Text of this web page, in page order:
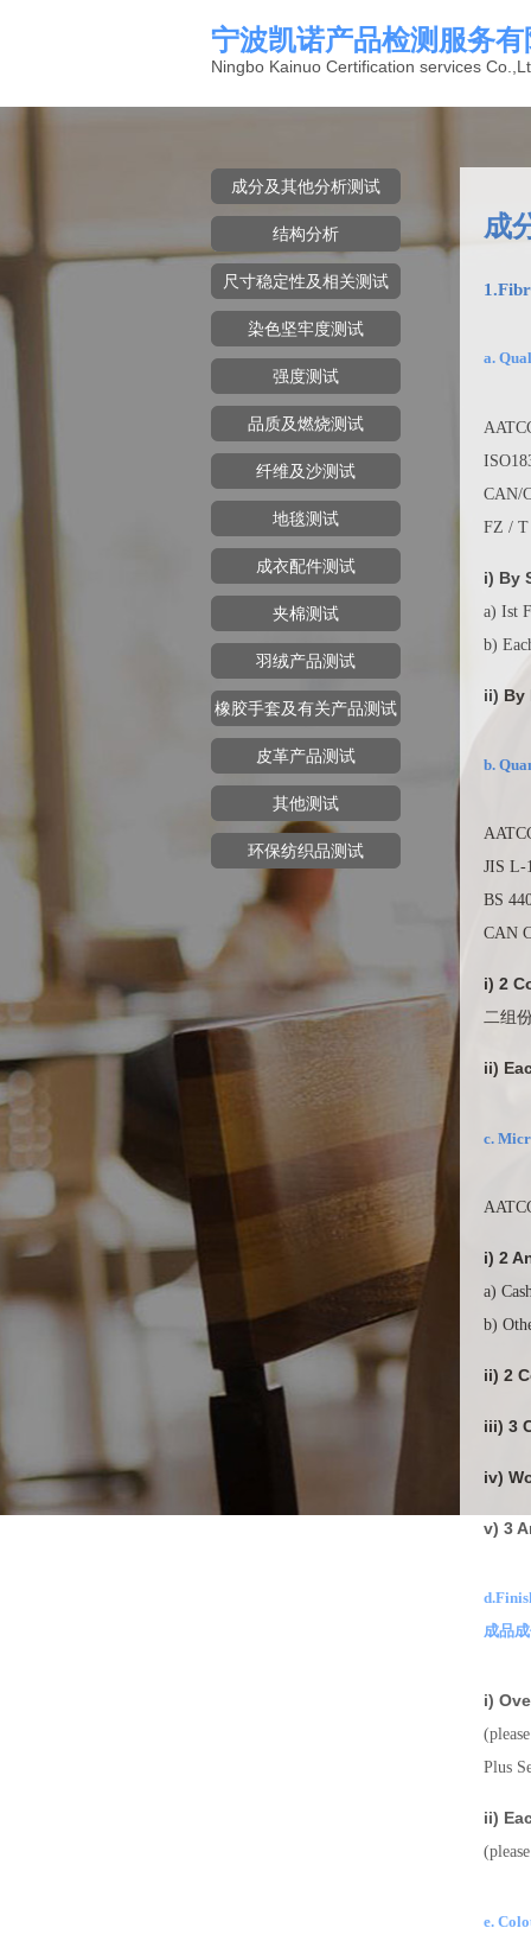
宁波凯诺产品检测服务
Ningbo Kainuo Certification services
成分及其他分析测试
结构分析
尺寸稳定性及相关测试
染色坚牢度测试
强度测试
品质及燃烧测试
纤维及沙测试
地毯测试
成衣配件测试
夹棉测试
羽绒产品测试
橡胶手套及有关产品测试
皮革产品测试
其他测试
环保纺织品测试
成
a.
CAN/
FZ / T
i) By
a) Ist
b)
ii) By
b.
JIS L-
BS
CAN
i) 2
二组
ii)
c.
i) 2
a)
b)
ii) 2
iii) 3
iv)
v) 3
成品
i)
Plus
ii)
e.